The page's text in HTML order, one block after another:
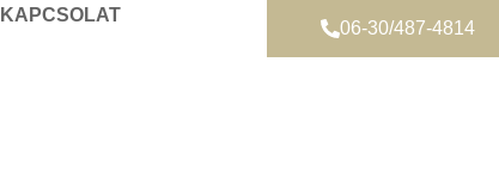
KAPCSOLAT
06-30/487-4814